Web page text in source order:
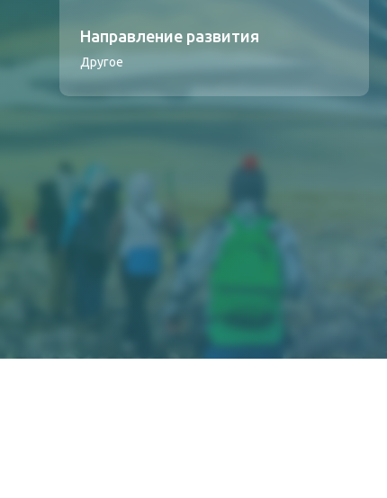
Направление развития
Другое